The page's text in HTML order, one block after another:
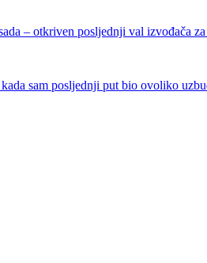
– otkriven posljednji val izvođača
sam posljednji put bio ovoliko